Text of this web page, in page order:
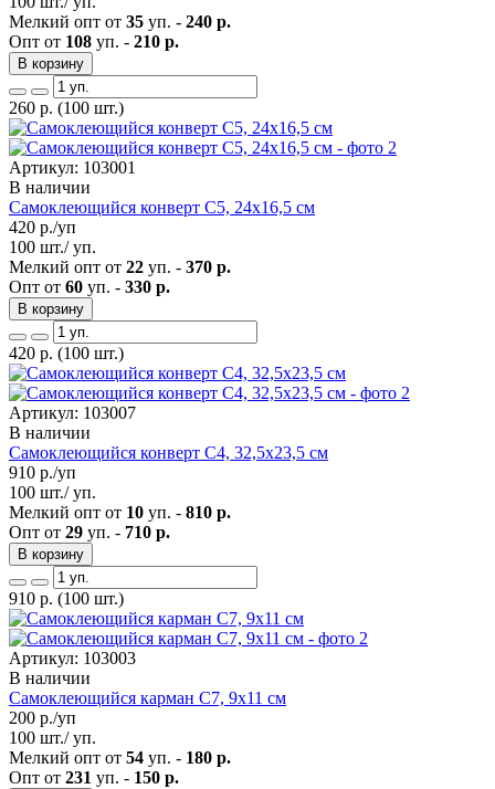
Мелкий опт от 35 уп. - 240 р.
Опт от 108 уп. - 210 р.
В корзину
260 р. (100 шт.)
Артикул: 103001
В наличии
Самоклеющийся конверт С5, 24х16,5 см
420 р./уп
100 шт./ уп.
Мелкий опт от 22 уп. - 370 р.
Опт от 60 уп. - 330 р.
В корзину
420 р. (100 шт.)
Артикул: 103007
В наличии
Самоклеющийся конверт С4, 32,5х23,5 см
910 р./уп
100 шт./ уп.
Мелкий опт от 10 уп. - 810 р.
Опт от 29 уп. - 710 р.
В корзину
910 р. (100 шт.)
Артикул: 103003
В наличии
Самоклеющийся карман C7, 9х11 см
200 р./уп
100 шт./ уп.
Мелкий опт от 54 уп. - 180 р.
Опт от 231 уп. - 150 р.